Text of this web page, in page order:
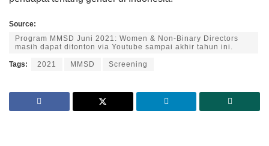
Source:
Program MMSD Juni 2021: Women & Non-Binary Directors
masih dapat ditonton via Youtube sampai akhir tahun ini.
Tags: 2021 MMSD Screening